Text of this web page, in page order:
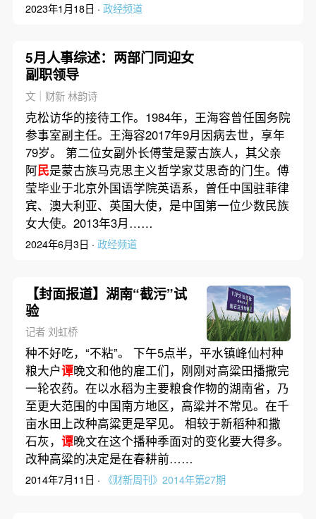
2023年1月18日 · 政经频道
5月人事综述：两部门同迎女
副职领导
文｜财新 林韵诗
克松访华的接待工作。1984年，王海容曾任国务院
参事室副主任。王海容2017年9月因病去世，享年
79岁。 第二位女副外长傅莹是蒙古族人，其父亲
阿民是蒙古族马克思主义哲学家艾思奇的门生。傅
莹毕业于北京外国语学院英语系，曾任中国驻菲律
宾、澳大利亚、英国大使，是中国第一位少数民族
女大使。2013年3月……
2024年6月3日 · 政经频道
【封面报道】湖南“截污”试
验
记者 刘虹桥
种不好吃，“不粘”。 下午5点半，平水镇峰仙村种
粮大户谭晚文和他的雇工们，刚刚对高粱田播撒完
一轮农药。在以水稻为主要粮食作物的湖南省，乃
至更大范围的中国南方地区，高粱并不常见。在千
亩水田上改种高粱更是罕见。 相较于新稻种和撒
石灰， 谭晚文在这个播种季面对的变化要大得多。
改种高粱的决定是在春耕前……
2014年7月11日 · 《财新周刊》2014年第27期